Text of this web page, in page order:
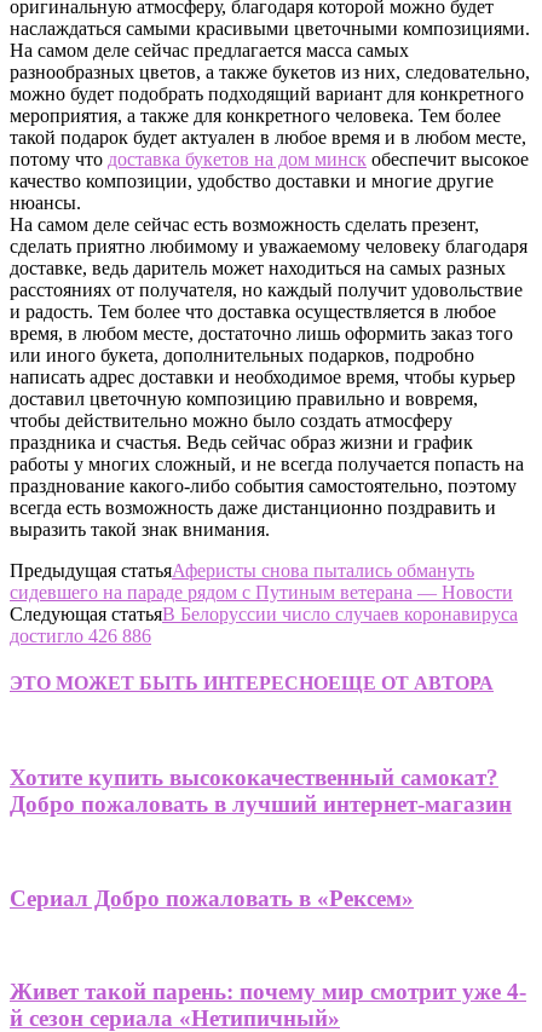
оригинальную атмосферу, благодаря которой можно будет
наслаждаться самыми красивыми цветочными композициями.
На самом деле сейчас предлагается масса самых
разнообразных цветов, а также букетов из них, следовательно,
можно будет подобрать подходящий вариант для конкретного
мероприятия, а также для конкретного человека. Тем более
такой подарок будет актуален в любое время и в любом месте,
потому что доставка букетов на дом минск обеспечит высокое
качество композиции, удобство доставки и многие другие
нюансы.
На самом деле сейчас есть возможность сделать презент,
сделать приятно любимому и уважаемому человеку благодаря
доставке, ведь даритель может находиться на самых разных
расстояниях от получателя, но каждый получит удовольствие
и радость. Тем более что доставка осуществляется в любое
время, в любом месте, достаточно лишь оформить заказ того
или иного букета, дополнительных подарков, подробно
написать адрес доставки и необходимое время, чтобы курьер
доставил цветочную композицию правильно и вовремя,
чтобы действительно можно было создать атмосферу
праздника и счастья. Ведь сейчас образ жизни и график
работы у многих сложный, и не всегда получается попасть на
празднование какого-либо события самостоятельно, поэтому
всегда есть возможность даже дистанционно поздравить и
выразить такой знак внимания.
Предыдущая статьяАферисты снова пытались обмануть
сидевшего на параде рядом с Путиным ветерана — Новости
Следующая статьяВ Белоруссии число случаев коронавируса
достигло 426 886
ЭТО МОЖЕТ БЫТЬ ИНТЕРЕСНОЕЩЕ ОТ АВТОРА
Хотите купить высококачественный самокат?
Добро пожаловать в лучший интернет-магазин
Сериал Добро пожаловать в «Рексем»
Живет такой парень: почему мир смотрит уже 4-
й сезон сериала «Нетипичный»